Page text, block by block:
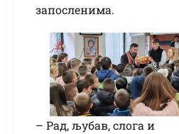
запосленима.
– Рад, љубав, слога и